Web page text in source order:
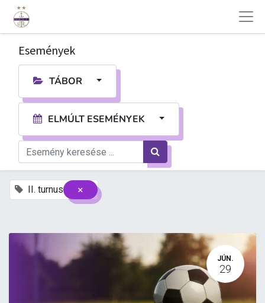
Események
TÁBOR
ELMÚLT ESEMÉNYEK
II. turnus ×
JÚN.
29